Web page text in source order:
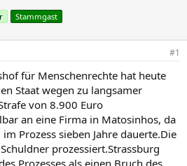
l
a
w
t
e
Stammgast
#1
für Menschenrechte hat heute
Staat wegen zu langsamer
von 8.900 Euro
an eine Firma in Matosinhos, da
Prozess sieben Jahre dauerte.Die
prozessiert.Strassburg
Prozesses als einen Bruch des